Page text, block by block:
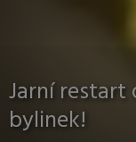
Jarní restart
bylinek!